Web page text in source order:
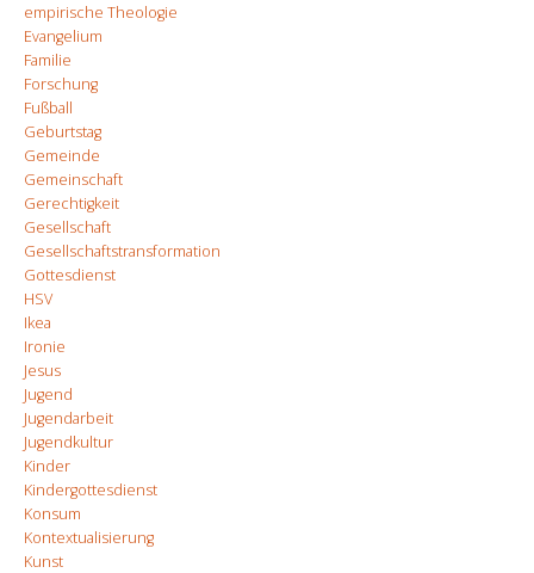
empirische Theologie
Evangelium
Familie
Forschung
Fußball
Geburtstag
Gemeinde
Gemeinschaft
Gerechtigkeit
Gesellschaft
Gesellschaftstransformation
Gottesdienst
HSV
Ikea
Ironie
Jesus
Jugend
Jugendarbeit
Jugendkultur
Kinder
Kindergottesdienst
Konsum
Kontextualisierung
Kunst